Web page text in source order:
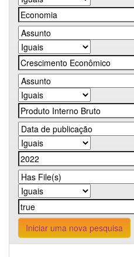
Iniciar uma nova pesquisa